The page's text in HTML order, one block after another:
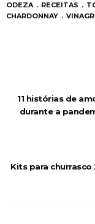
ODEZA
RECEITAS
CHARDONNAY
11 histórias de
durante a
Kits para